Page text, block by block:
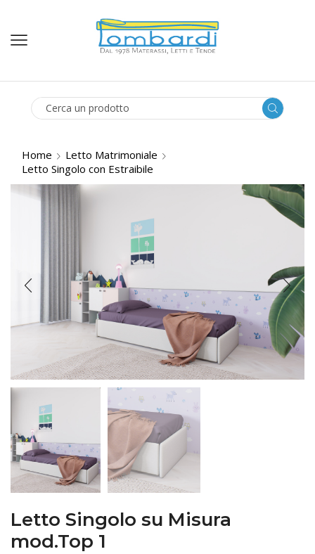
Home
Letto Matrimoniale
Letto Singolo con Estraibile
Letto Singolo su Misura
mod.Top 1